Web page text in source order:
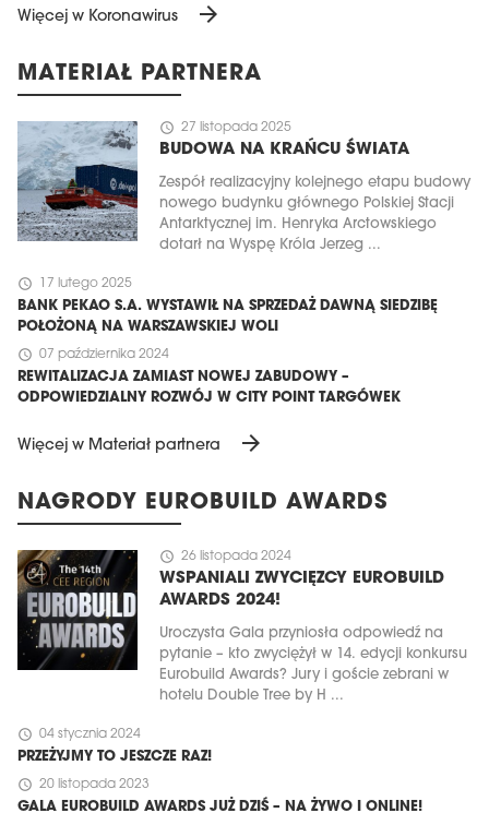
Więcej w Koronawirus arrow_forward
MATERIAŁ PARTNERA
schedule 27 listopada 2025
BUDOWA NA KRAŃCU ŚWIATA
Zespół realizacyjny kolejnego etapu budowy
nowego budynku głównego Polskiej Stacji
Antarktycznej im. Henryka Arctowskiego
dotarł na Wyspę Króla Jerzeg ...
schedule 17 lutego 2025
BANK PEKAO S.A. WYSTAWIŁ NA SPRZEDAŻ DAWNĄ SIEDZIBĘ
POŁOŻONĄ NA WARSZAWSKIEJ WOLI
schedule 07 października 2024
REWITALIZACJA ZAMIAST NOWEJ ZABUDOWY –
ODPOWIEDZIALNY ROZWÓJ W CITY POINT TARGÓWEK
Więcej w Materiał partnera arrow_forward
NAGRODY EUROBUILD AWARDS
schedule 26 listopada 2024
WSPANIALI ZWYCIĘZCY EUROBUILD
AWARDS 2024!
Uroczysta Gala przyniosła odpowiedź na
pytanie – kto zwyciężył w 14. edycji konkursu
Eurobuild Awards? Jury i goście zebrani w
hotelu Double Tree by H ...
schedule 04 stycznia 2024
PRZEŻYJMY TO JESZCZE RAZ!
schedule 20 listopada 2023
GALA EUROBUILD AWARDS JUŻ DZIŚ – NA ŻYWO I ONLINE!